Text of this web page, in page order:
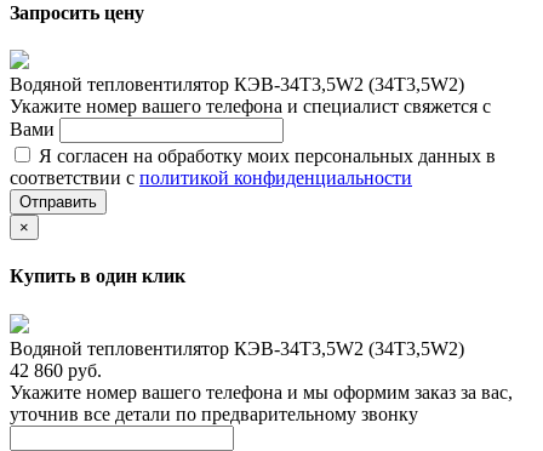
Запросить цену
Водяной тепловентилятор КЭВ-34T3,5W2 (34Т3,5W2)
Укажите номер вашего телефона и специалист свяжется с
Вами
Я согласен на обработку моих персональных данных в
соответствии с политикой конфиденциальности
Отправить
×
Купить в один клик
Водяной тепловентилятор КЭВ-34T3,5W2 (34Т3,5W2)
42 860 руб.
Укажите номер вашего телефона и мы оформим заказ за вас,
уточнив все детали по предварительному звонку